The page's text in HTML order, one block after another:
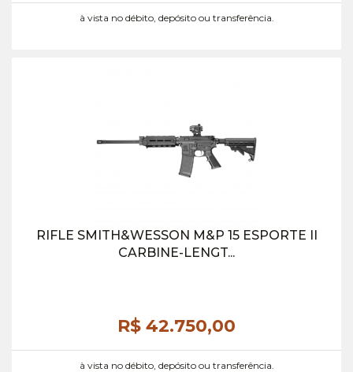
à vista no débito, depósito ou transferência.
RIFLE SMITH&WESSON M&P 15 ESPORTE II
CARBINE-LENGT...
R$ 42.750,00
à vista no débito, depósito ou transferência.